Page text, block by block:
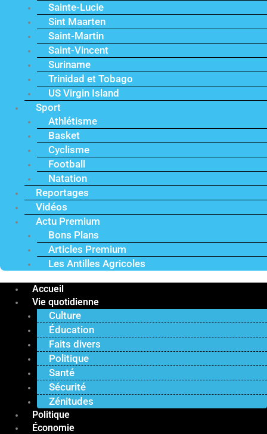
Sainte-Lucie
Sint Maarten
Saint-Martin
Saint-Vincent
Suriname
Trinidad et Tobago
US Virgin Island
Sport
Athlétisme
Basket
Cyclisme
Football
Natation
Reportages
Vidéos
Actu Premium
Bons Plans
Articles Premium
Les Antilles Agricoles
Accueil
Vie quotidienne
Culture
Éducation
Faits divers
Politique
Santé
Sécurité
Zénitudes
Politique
Économie